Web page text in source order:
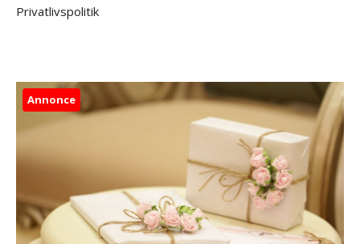
Privatlivspolitik
Annonce